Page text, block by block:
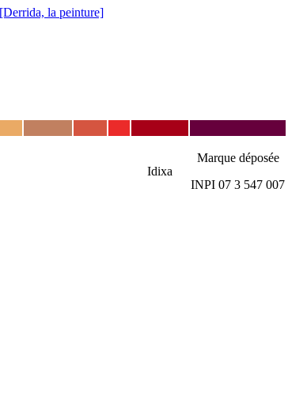
[Derrida, la peinture]
Idixa
Marque déposée
INPI 07 3 547 007